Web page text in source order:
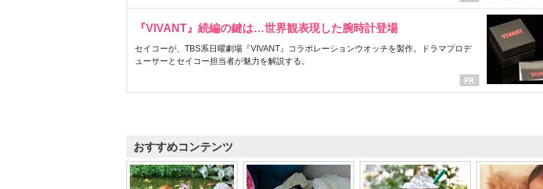
『VIVANT』続編の鍵は…世界観表現した腕時計登場
セイコーが、TBS系日曜劇場『VIVANT』コラボレーションウオッチを製作。ドラマプロデ
ューサーとセイコー担当者が魅力を解説する。
おすすめコンテンツ